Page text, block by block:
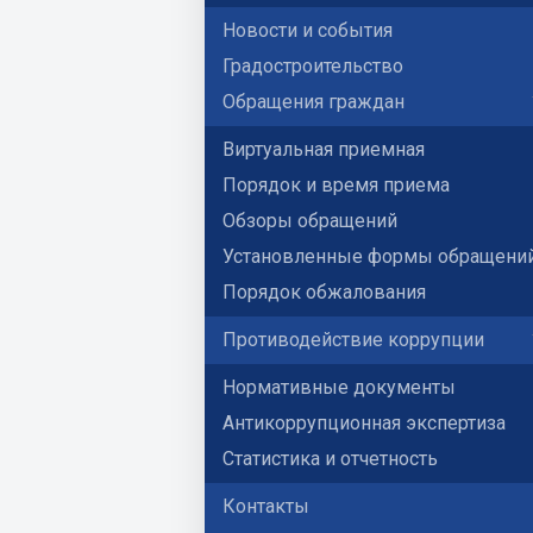
Новости и события
Градостроительство
Обращения граждан
Виртуальная приемная
Порядок и время приема
Обзоры обращений
Установленные формы
Порядок обжалования
Противодействие коррупции
Нормативные документы
Антикоррупционная экспертиза
Статистика и отчетность
Контакты